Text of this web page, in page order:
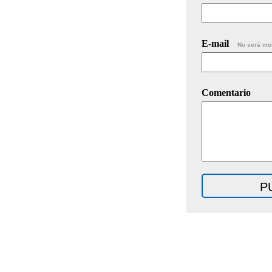
E-mail No será
Comentario